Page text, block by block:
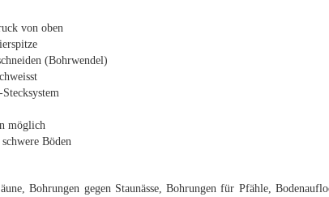
von oben
(Bohrwendel)
möglich
Böden
Bohrungen gegen Staunässe, Bohrungen für Pfähle,